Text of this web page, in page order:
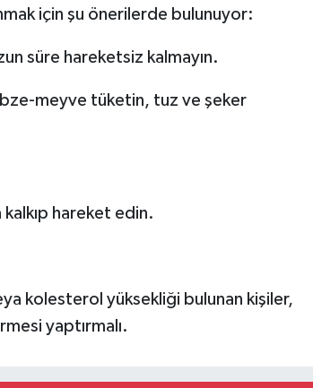
için şu önerilerde bulunuyor:
süre hareketsiz kalmayın.
meyve tüketin, tuz ve şeker
hareket edin.
kolesterol yüksekliği bulunan kişiler,
yaptırmalı.